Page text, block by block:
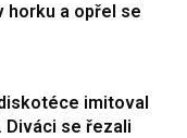
horku a opřel se
imitoval
Diváci se řezali